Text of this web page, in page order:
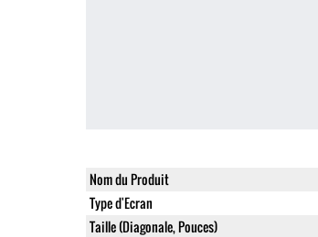
Nom du Produit
Type d'Ecran
Taille (Diagonale, Pouces)